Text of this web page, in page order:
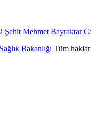
Şehit Mehmet Bayraktar
Bakanlığı Tüm